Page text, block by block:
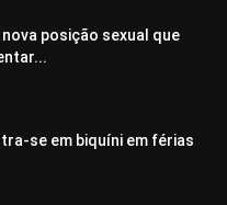
nova posição sexual que
se em biquíni em férias